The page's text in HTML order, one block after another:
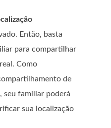
Então, basta
para compartilhar
Como
de
seu familiar poderá
sua localização